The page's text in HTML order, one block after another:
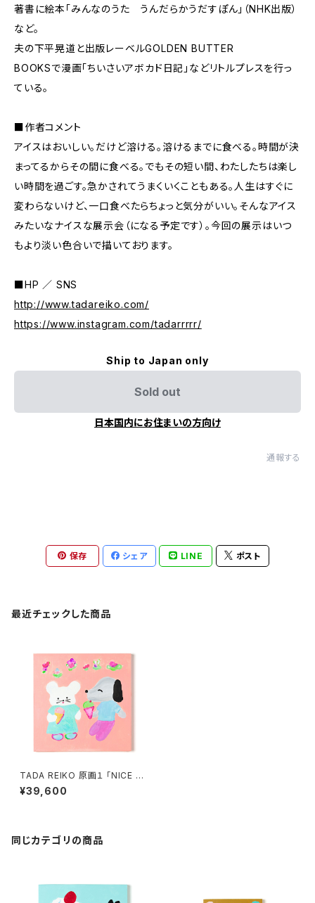
著書に絵本「みんなのうた うんだらかうだすぽん」（NHK出版）
など。
夫の下平晃道と出版レーベルGOLDEN BUTTER
BOOKSで漫画「ちいさいアボカド日記」などリトルプレスを行っ
ている。
■作者コメント
アイスはおいしい。だけど溶ける。溶けるまでに食べる。時間が決
まってるからその間に食べる。でもその短い間、わたしたちは楽し
い時間を過ごす。急かされてうまくいくこともある。人生はすぐに
変わらないけど、一口食べたらちょっと気分がいい。そんなアイス
みたいなナイスな展示会（になる予定です）。今回の展示はいつ
もより淡い色合いで描いております。
■HP ／ SNS
http://www.tadareiko.com/
https://www.instagram.com/tadarrrrr/
Ship to Japan only
Sold out
日本国内にお住まいの方向け
通報する
保存 シェア LINE ポスト
最近チェックした商品
TADA REIKO 原画１ 「NICE N
ICE CHOOとWOWのファース
トデート」
¥39,600
同じカテゴリの商品